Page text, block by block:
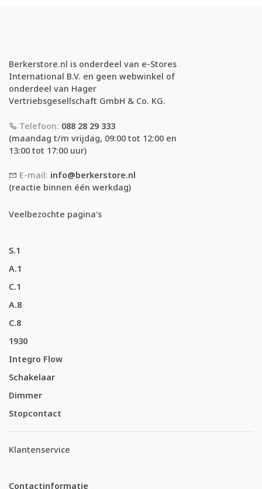
Berkerstore.nl is onderdeel van e-Stores
International B.V. en geen webwinkel of
onderdeel van Hager
Vertriebsgesellschaft GmbH & Co. KG.
Telefoon: 088 28 29 333
(maandag t/m vrijdag, 09:00 tot 12:00 en
13:00 tot 17:00 uur)
E-mail: info@berkerstore.nl
(reactie binnen één werkdag)
Veelbezochte pagina's
S.1
A.1
C.1
A.8
C.8
1930
Integro Flow
Schakelaar
Dimmer
Stopcontact
Klantenservice
Contactinformatie